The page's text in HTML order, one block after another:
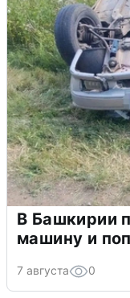
В Башкирии
машину и
7 августа 0